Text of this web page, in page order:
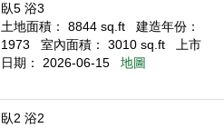
臥5 浴3
土地面積： 8844 sq.ft
建造年份：
1973
室內面積： 3010 sq.ft
上市
日期： 2026-06-15
地圖
臥2 浴2